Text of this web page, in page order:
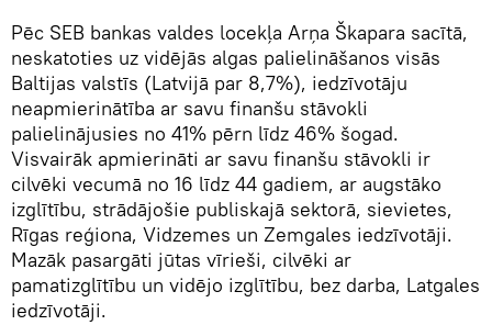
Pēc SEB bankas valdes locekļa Arņa Škapara sacītā,
neskatoties uz vidējās algas palielināšanos visās
Baltijas valstīs (Latvijā par 8,7%), iedzīvotāju
neapmierinātība ar savu finanšu stāvokli
palielinājusies no 41% pērn līdz 46% šogad.
Visvairāk apmierināti ar savu finanšu stāvokli ir
cilvēki vecumā no 16 līdz 44 gadiem, ar augstāko
izglītību, strādājošie publiskajā sektorā, sievietes,
Rīgas reģiona, Vidzemes un Zemgales iedzīvotāji.
Mazāk pasargāti jūtas vīrieši, cilvēki ar
pamatizglītību un vidējo izglītību, bez darba, Latgales
iedzīvotāji.